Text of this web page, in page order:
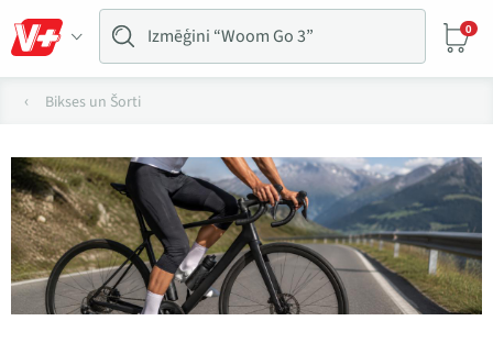
0
Bikses un Šorti